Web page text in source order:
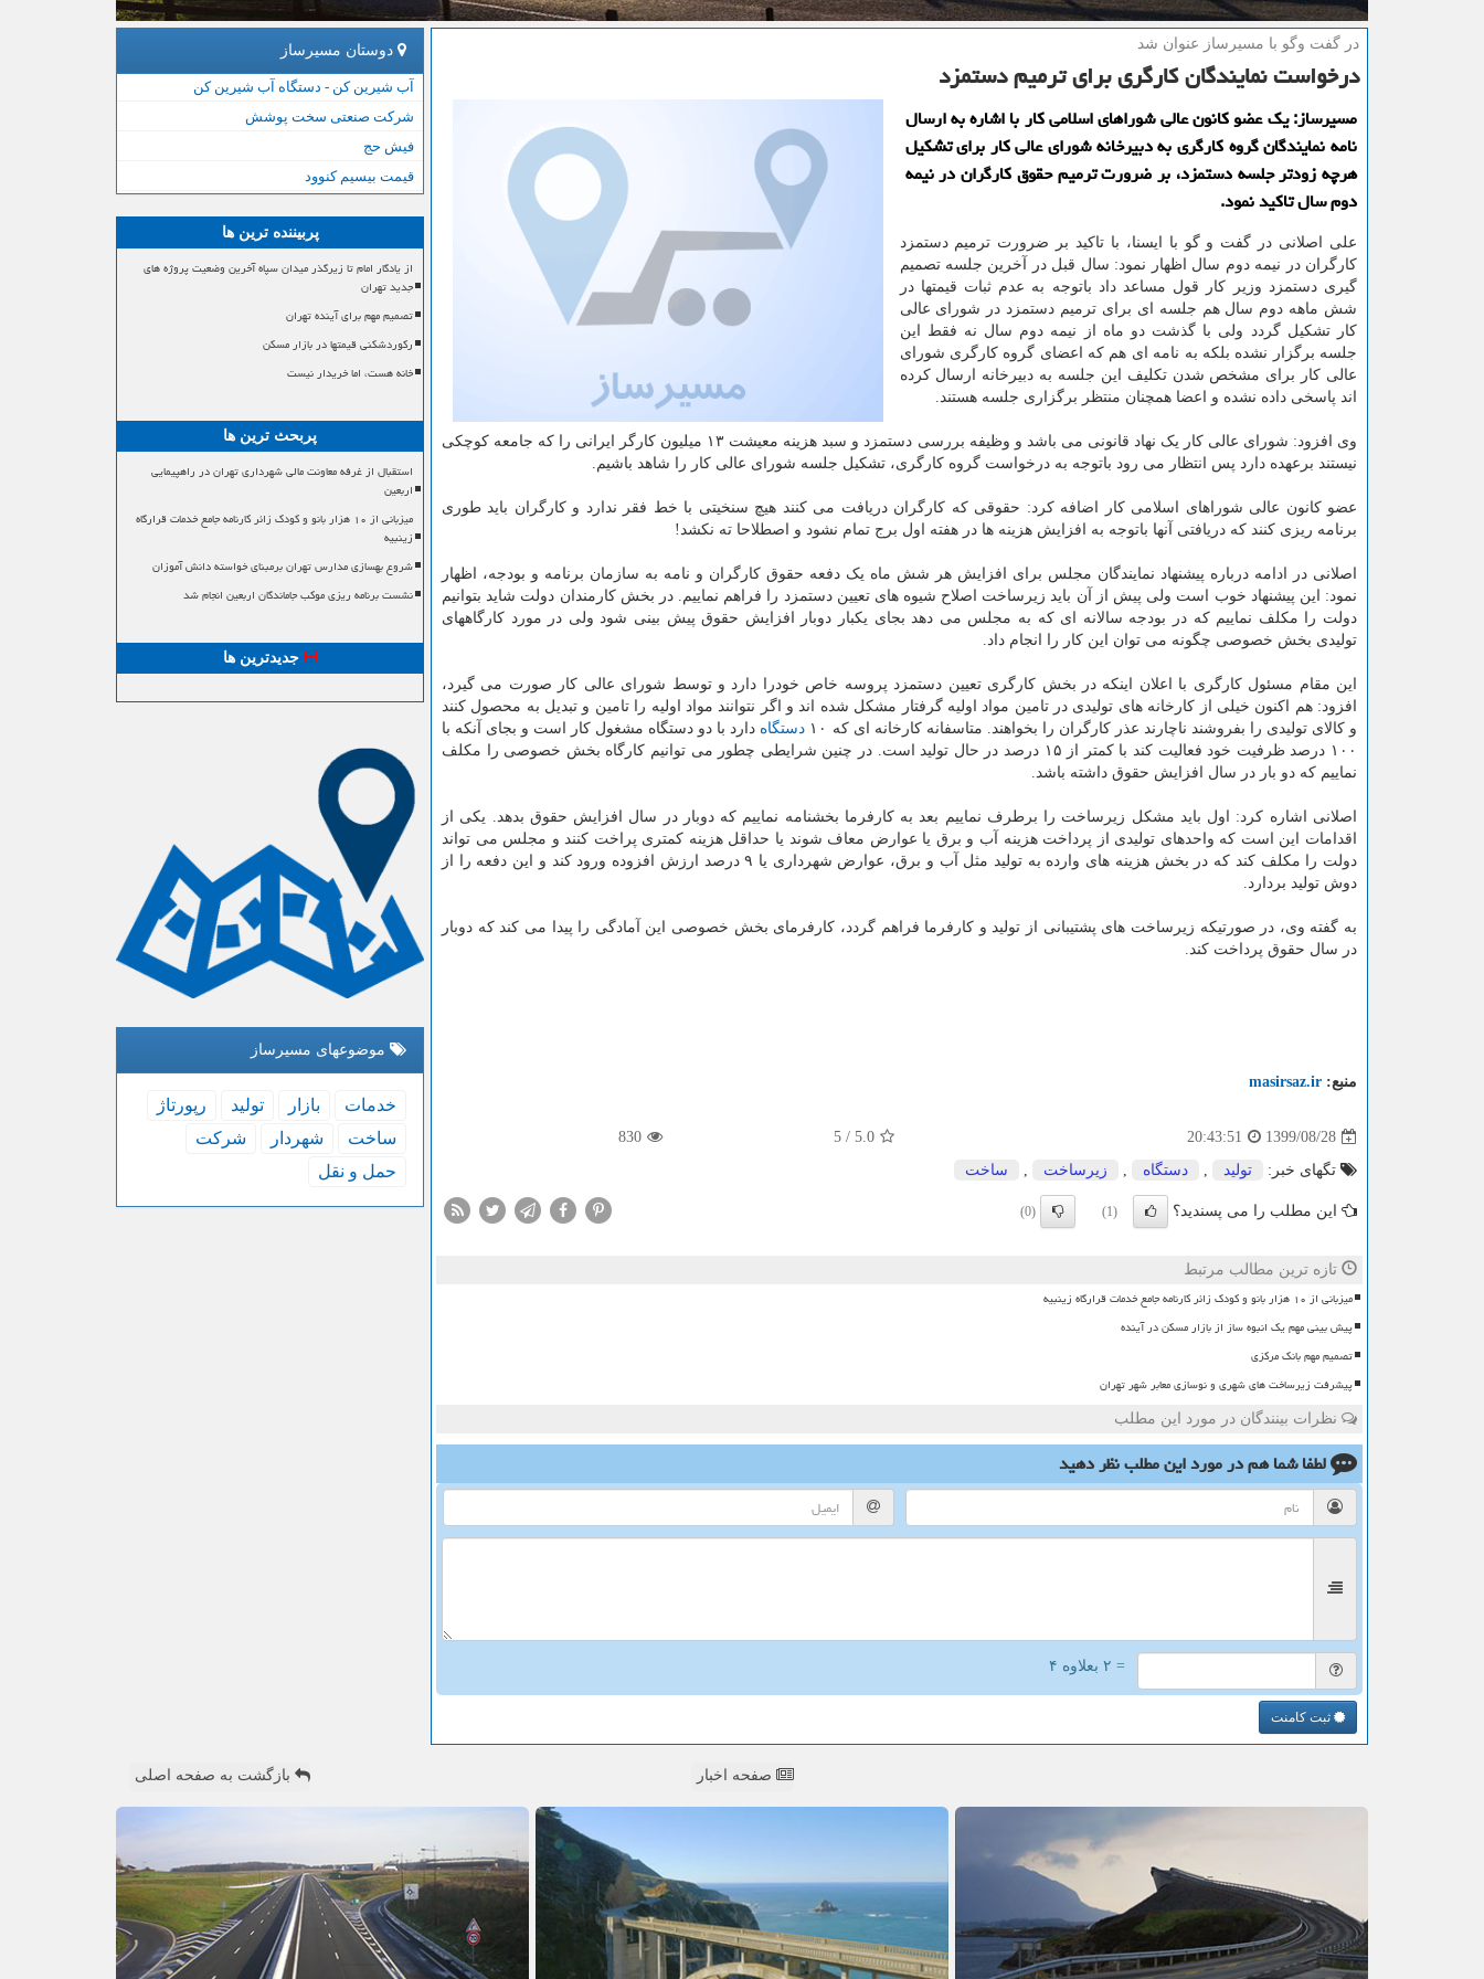
در گفت وگو با مسیرساز عنوان شد
درخواست نمایندگان كارگری برای ترمیم دستمزد
مسیرساز: یك عضو كانون عالی شوراهای اسلامی كار با اشاره به ارسال
نامه نمایندگان گروه كارگری به دبیرخانه شورای عالی كار برای تشكیل
هرچه زودتر جلسه دستمزد، بر ضرورت ترمیم حقوق كارگران در نیمه
دوم سال تاكید نمود.
علی اصلانی در گفت و گو با ایسنا، با تاکید بر ضرورت ترمیم دستمزد
کارگران در نیمه دوم سال اظهار نمود: سال قبل در آخرین جلسه تصمیم
گیری دستمزد وزیر کار قول مساعد داد باتوجه به عدم ثبات قیمتها در
شش ماهه دوم سال هم جلسه ای برای ترمیم دستمزد در شورای عالی
کار تشکیل گردد ولی با گذشت دو ماه از نیمه دوم سال نه فقط این
جلسه برگزار نشده بلکه به نامه ای هم که اعضای گروه کارگری شورای
عالی کار برای مشخص شدن تکلیف این جلسه به دبیرخانه ارسال کرده
اند پاسخی داده نشده و اعضا همچنان منتظر برگزاری جلسه هستند.
وی افزود: شورای عالی کار یک نهاد قانونی می باشد و وظیفه بررسی دستمزد و سبد هزینه معیشت ۱۳ میلیون کارگر ایرانی را که جامعه کوچکی
نیستند برعهده دارد پس انتظار می رود باتوجه به درخواست گروه کارگری، تشکیل جلسه شورای عالی کار را شاهد باشیم.
عضو کانون عالی شوراهای اسلامی کار اضافه کرد: حقوقی که کارگران دریافت می کنند هیچ سنخیتی با خط فقر ندارد و کارگران باید طوری
برنامه ریزی کنند که دریافتی آنها باتوجه به افزایش هزینه ها در هفته اول برج تمام نشود و اصطلاحا ته نکشد!
اصلانی در ادامه درباره پیشنهاد نمایندگان مجلس برای افزایش هر شش ماه یک دفعه حقوق کارگران و نامه به سازمان برنامه و بودجه، اظهار
نمود: این پیشنهاد خوب است ولی پیش از آن باید زیرساخت اصلاح شیوه های تعیین دستمزد را فراهم نماییم. در بخش کارمندان دولت شاید بتوانیم
دولت را مکلف نماییم که در بودجه سالانه ای که به مجلس می دهد بجای یکبار دوبار افزایش حقوق پیش بینی شود ولی در مورد کارگاههای
تولیدی بخش خصوصی چگونه می توان این کار را انجام داد.
این مقام مسئول کارگری با اعلان اینکه در بخش کارگری تعیین دستمزد پروسه خاص خودرا دارد و توسط شورای عالی کار صورت می گیرد،
افزود: هم اکنون خیلی از کارخانه های تولیدی در تامین مواد اولیه گرفتار مشکل شده اند و اگر نتوانند مواد اولیه را تامین و تبدیل به محصول کنند
و کالای تولیدی را بفروشند ناچارند عذر کارگران را بخواهند. متاسفانه کارخانه ای که ۱۰
دستگاه دارد با دو دستگاه مشغول کار است و بجای آنکه با
۱۰۰ درصد ظرفیت خود فعالیت کند با کمتر از ۱۵ درصد در حال تولید است. در چنین شرایطی چطور می توانیم کارگاه بخش خصوصی را مکلف
نماییم که دو بار در سال افزایش حقوق داشته باشد.
اصلانی اشاره کرد: اول باید مشکل زیرساخت را برطرف نماییم بعد به کارفرما بخشنامه نماییم که دوبار در سال افزایش حقوق بدهد. یکی از
اقدامات این است که واحدهای تولیدی از پرداخت هزینه آب و برق یا عوارض معاف شوند یا حداقل هزینه کمتری پراخت کنند و مجلس می تواند
دولت را مکلف کند که در بخش هزینه های وارده به تولید مثل آب و برق، عوارض شهرداری یا ۹ درصد ارزش افزوده ورود کند و این دفعه را از
دوش تولید بردارد.
به گفته وی، در صورتیکه زیرساخت های پشتیبانی از تولید و کارفرما فراهم گردد، کارفرمای بخش خصوصی این آمادگی را پیدا می کند که دوبار
در سال حقوق پرداخت کند.
منبع: masirsaz.ir
1399/08/28
20:43:51
5.0
/
5
830
تگهای خبر: تولید , دستگاه , زیرساخت , ساخت
این مطلب را می پسندید؟ (1)
(0)
تازه ترین مطالب مرتبط
میزبانی از ۱۰ هزار بانو و کودک زائر کارنامه جامع خدمات قرارگاه زینبیه
پیش بینی مهم یک انبوه ساز از بازار مسکن در آینده
تصمیم مهم بانک مرکزی
پیشرفت زیرساخت های شهری و نوسازی معابر شهر تهران
نظرات بینندگان در مورد این مطلب
لطفا شما همدر مورد این مطلبنظر دهید
= ۲ بعلاوه ۴
ثبت کامنت
دوستان مسیرساز
آب شیرین کن - دستگاه آب شیرین کن
شرکت صنعتی سخت پوشش
فیش حج
قیمت بیسیم کنوود
پربیننده ترین ها
از یادگار امام تا زیرگذر میدان سپاه آخرین وضعیت پروژه های
جدید تهران
تصمیم مهم برای آینده تهران
رکوردشکنی قیمتها در بازار مسکن
خانه هست، اما خریدار نیست
پربحث ترین ها
استقبال از غرفه معاونت مالی شهرداری تهران در راهپیمایی
اربعین
میزبانی از ۱۰ هزار بانو و کودک زائر کارنامه جامع خدمات قرارگاه
زینبیه
شروع بهسازی مدارس تهران برمبنای خواسته دانش آموزان
نشست برنامه ریزی موکب جاماندگان اربعین انجام شد
جدیدترین ها
موضوعهای مسیرساز
خدمات بازار تولید
رپورتاژ
ساخت
شهردار
شركت
حمل و نقل
صفحه اخبار بازگشت به صفحه اصلی